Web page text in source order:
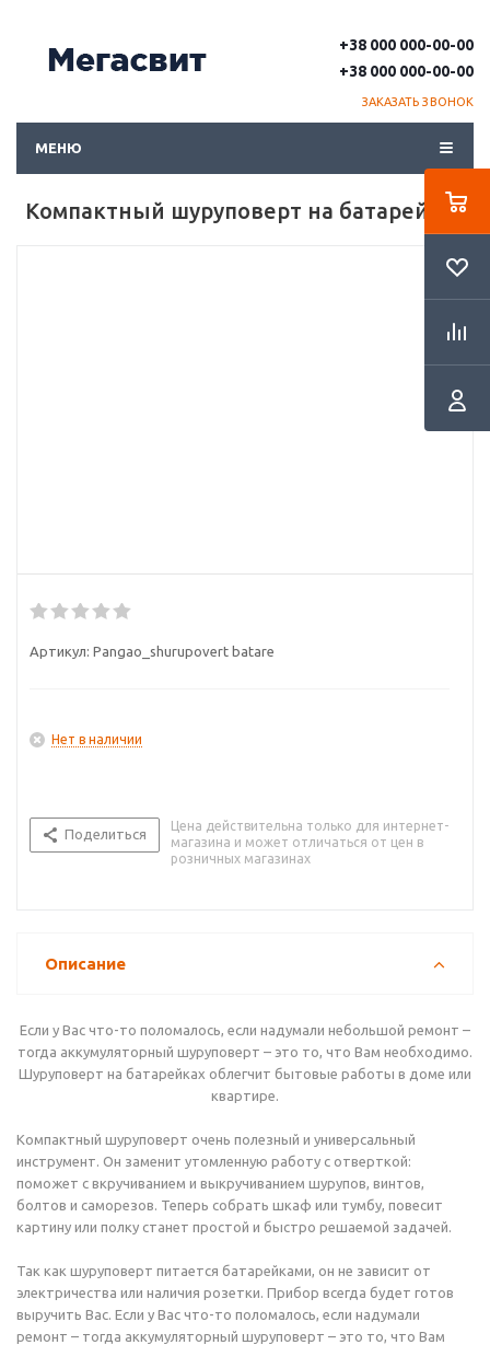
+38 000 000-00-00
+38 000 000-00-00
ЗАКАЗАТЬ ЗВОНОК
МЕНЮ
Компактный шуруповерт на батарейках
Артикул: Pangao_shurupovert batare
Нет в наличии
Поделиться
Цена действительна только для интернет-
магазина и может отличаться от цен в
розничных магазинах
Описание
Если у Вас что-то поломалось, если надумали небольшой ремонт –
тогда аккумуляторный шуруповерт – это то, что Вам необходимо.
Шуруповерт на батарейках облегчит бытовые работы в доме или
квартире.
Компактный шуруповерт очень полезный и универсальный
инструмент. Он заменит утомленную работу с отверткой:
поможет с вкручиванием и выкручиванием шурупов, винтов,
болтов и саморезов. Теперь собрать шкаф или тумбу, повесит
картину или полку станет простой и быстро решаемой задачей.
Так как шуруповерт питается батарейками, он не зависит от
электричества или наличия розетки. Прибор всегда будет готов
выручить Вас. Если у Вас что-то поломалось, если надумали
ремонт – тогда аккумуляторный шуруповерт – это то, что Вам